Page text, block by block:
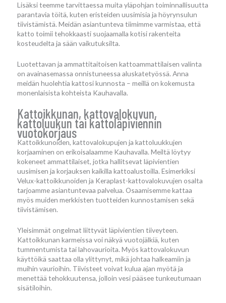
Lisäksi teemme tarvittaessa muita yläpohjan toiminnallisuutta
parantavia töitä, kuten eristeiden uusimisia ja höyrynsulun
tiivistämistä. Meidän asiantunteva tiimimme varmistaa, että
katto toimii tehokkaasti suojaamalla kotisi rakenteita
kosteudelta ja sään vaikutuksilta.
Luotettavan ja ammattitaitoisen kattoammattilaisen valinta
on avainasemassa onnistuneessa aluskatetyössä. Anna
meidän huolehtia kattosi kunnosta – meillä on kokemusta
monenlaisista kohteista Kauhavalla.
Kattoikkunan, kattovalokuvun,
kattoluukun tai kattoläpiviennin
vuotokorjaus
Kattoikkunoiden, kattovalokupujen ja kattoluukkujen
korjaaminen on erikoisalaamme Kauhavalla. Meiltä löytyy
kokeneet ammattilaiset, jotka hallitsevat läpivientien
uusimisen ja korjauksen kaikilla kattoalustoilla. Esimerkiksi
Velux-kattoikkunoiden ja Keraplast-kattovalokuvujen osalta
tarjoamme asiantuntevaa palvelua. Osaamisemme kattaa
myös muiden merkkisten tuotteiden kunnostamisen sekä
tiivistämisen.
Yleisimmät ongelmat liittyvät läpivientien tiiveyteen.
Kattoikkunan karmeissa voi näkyä vuotojälkiä, kuten
tummentumista tai lahovaurioita. Myös kattovalokuvun
käyttöikä saattaa olla ylittynyt, mikä johtaa halkeamiin ja
muihin vaurioihin. Tiivisteet voivat kulua ajan myötä ja
menettää tehokkuutensa, jolloin vesi pääsee tunkeutumaan
sisätiloihin.